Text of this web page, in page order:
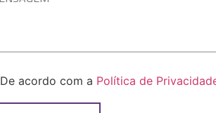
De acordo com a Política de